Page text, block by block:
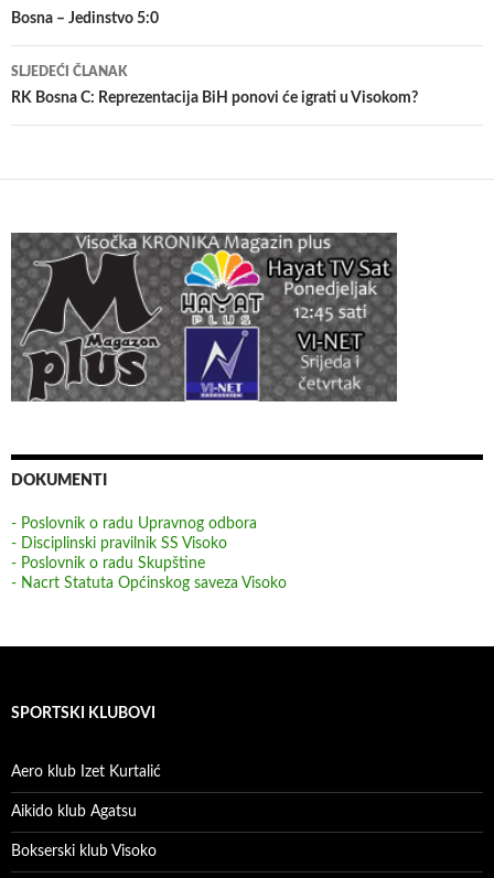
članaka
Bosna – Jedinstvo 5:0
SLJEDEĆI ČLANAK
RK Bosna C: Reprezentacija BiH ponovi će igrati u Visokom?
DOKUMENTI
- Poslovnik o radu Upravnog odbora
- Disciplinski pravilnik SS Visoko
- Poslovnik o radu Skupštine
- Nacrt Statuta Općinskog saveza Visoko
SPORTSKI KLUBOVI
Aero klub Izet Kurtalić
Aikido klub Agatsu
Bokserski klub Visoko